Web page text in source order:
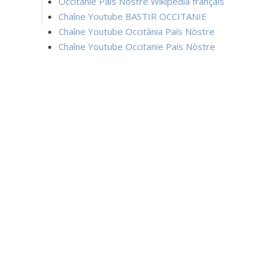
Chaîne Youtube BASTIR OCCITANIE
Chaîne Youtube Occitània País Nòstre
Chaîne Youtube Occitanie País Nòstre